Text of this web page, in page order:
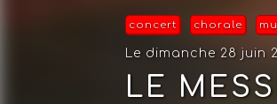
concert chorale
Le dimanche 28 juin
LE